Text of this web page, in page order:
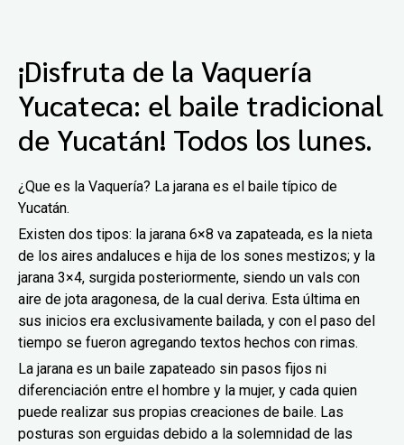
¡Disfruta de la Vaquería
Yucateca: el baile tradicional
de Yucatán! Todos los lunes.
¿Que es la Vaquería? La jarana es el baile típico de
Yucatán.
Existen dos tipos: la jarana 6×8 va zapateada, es la nieta
de los aires andaluces e hija de los sones mestizos; y la
jarana 3×4, surgida posteriormente, siendo un vals con
aire de jota aragonesa, de la cual deriva. Esta última en
sus inicios era exclusivamente bailada, y con el paso del
tiempo se fueron agregando textos hechos con rimas.
La jarana es un baile zapateado sin pasos fijos ni
diferenciación entre el hombre y la mujer, y cada quien
puede realizar sus propias creaciones de baile. Las
posturas son erguidas debido a la solemnidad de las